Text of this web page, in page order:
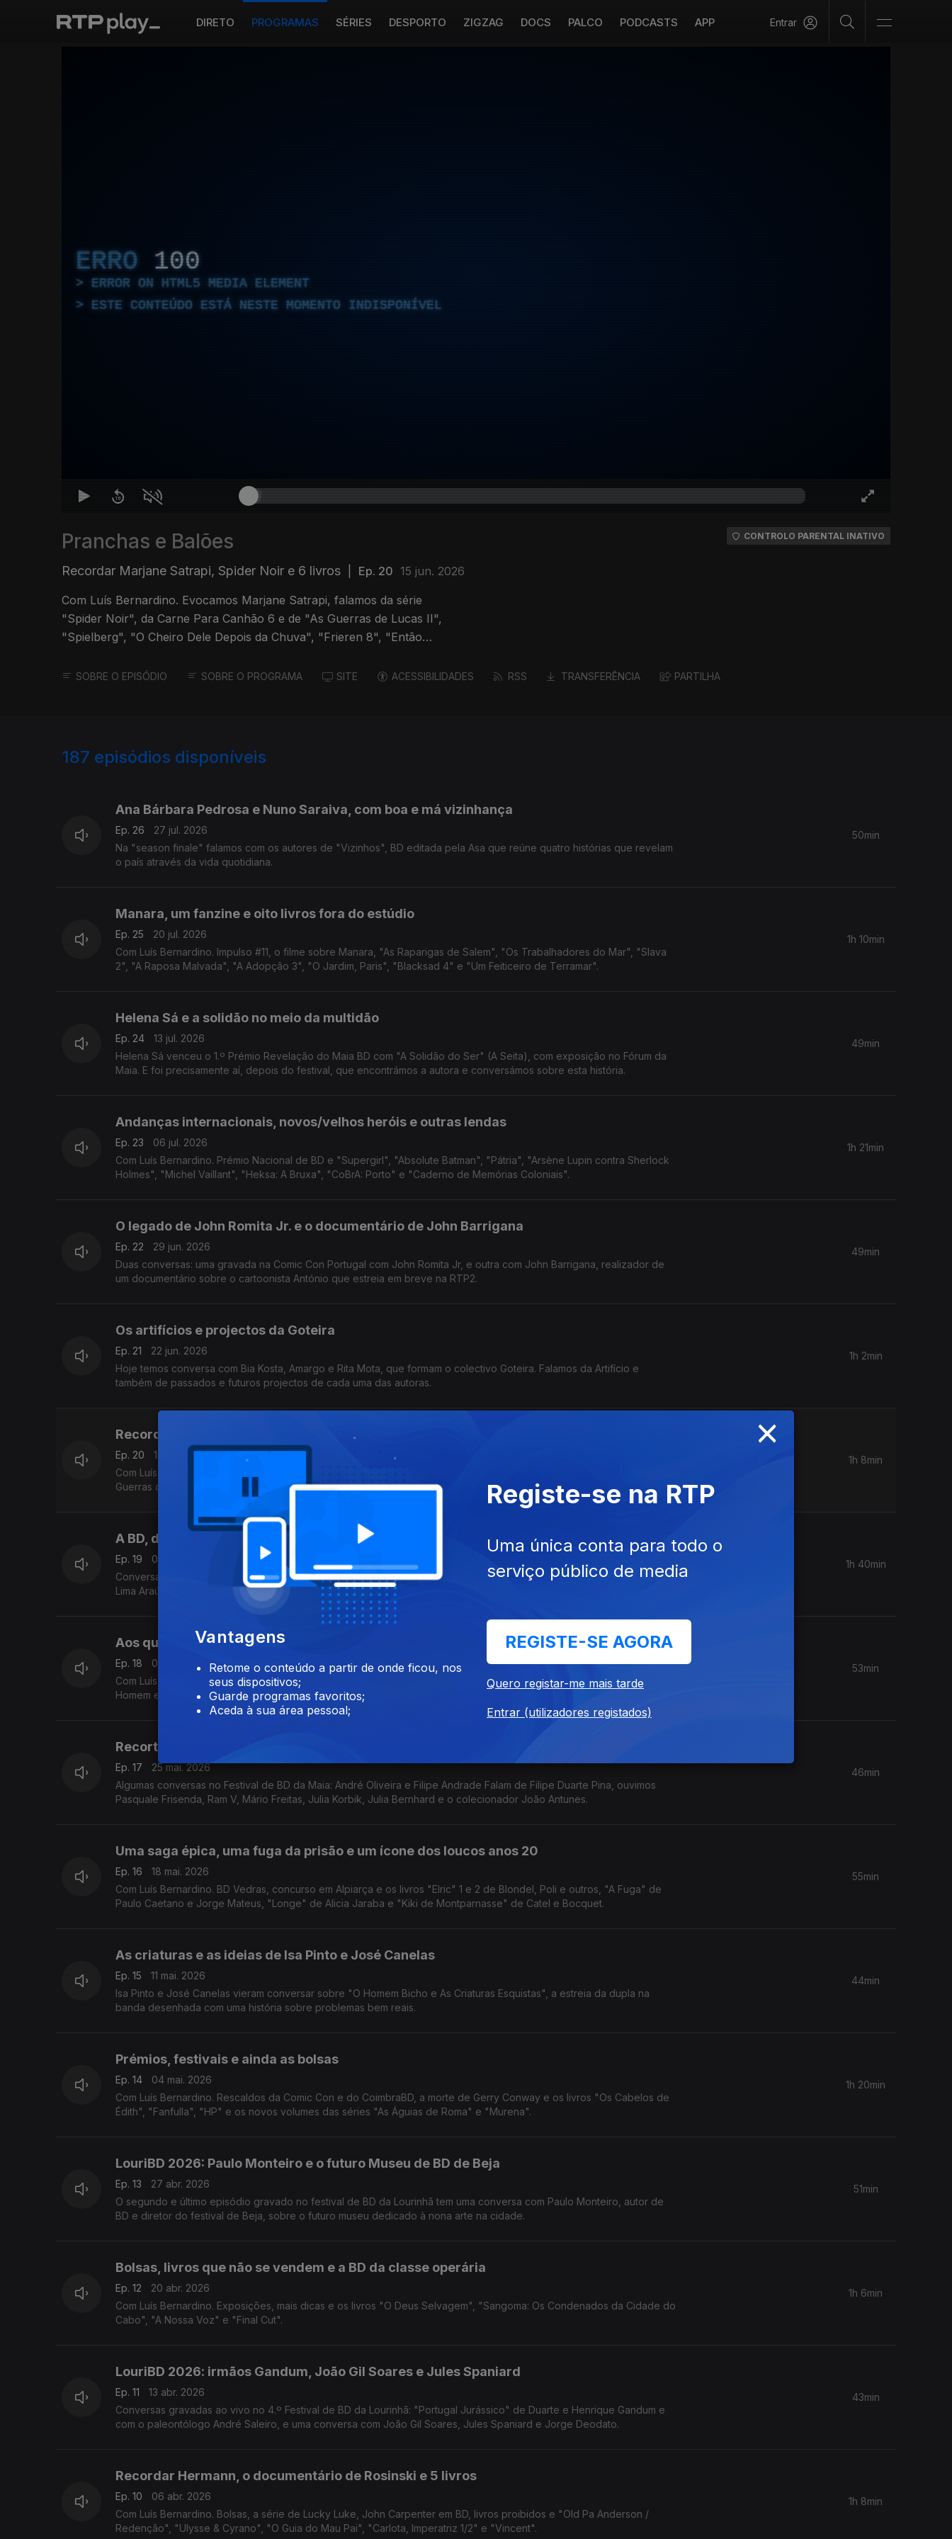
DIRETO PROGRAMAS SÉRIES DESPORTO ZIGZAG DOCS PALCO PODCASTS APP Entrar
ERRO 100
ERROR ON HTML5 MEDIA ELEMENT
ESTE CONTEÚDO ESTÁ NESTE MOMENTO INDISPONÍVEL
Pranchas e Balões
Recordar Marjane Satrapi, Spider Noir e 6 livros Ep. 20 15 jun. 2026
Com Luís Bernardino. Evocamos Marjane Satrapi, falamos da série
"Spider Noir", da Carne Para Canhão 6 e de "As Guerras de Lucas II",
"Spielberg", "O Cheiro Dele Depois da Chuva", "Frieren 8", "Então
CONTROLO PARENTAL INATIVO
SOBRE O EPISÓDIO SOBRE O PROGRAMA SITE ACESSIBILIDADES RSS TRANSFERÊNCIA PARTILHA
187 episódios disponíveis
Ana Bárbara Pedrosa e Nuno Saraiva, com boa e má vizinhança
Ep. 26
27 jul. 2026
Na "season finale" falamos com os autores de "Vizinhos", BD editada pela Asa que reúne quatro histórias que revelam
o país através da vida quotidiana.
50min
Manara, um fanzine e oito livros fora do estúdio
Ep. 25
20 jul. 2026
Com Luís Bernardino. Impulso #11, o filme sobre Manara, "As Raparigas de Salem", "Os Trabalhadores do Mar", "Slava
2", "A Raposa Malvada", "A Adopção 3", "O Jardim, Paris", "Blacksad 4" e "Um Feiticeiro de Terramar".
1h 10min
Helena Sá e a solidão no meio da multidão
Ep. 24
13 jul. 2026
Helena Sá venceu o 1.º Prémio Revelação do Maia BD com "A Solidão do Ser" (A Seita), com exposição no Fórum da
Maia. E foi precisamente aí, depois do festival, que encontrámos a autora e conversámos sobre esta história.
49min
Andanças internacionais, novos/velhos heróis e outras lendas
Ep. 23
06 jul. 2026
Com Luís Bernardino. Prémio Nacional de BD e "Supergirl", "Absolute Batman", "Pátria", "Arsène Lupin contra Sherlock
Holmes", "Michel Vaillant", "Heksa: A Bruxa", "CoBrA: Porto" e "Caderno de Memórias Coloniais".
1h 21min
O legado de John Romita Jr. e o documentário de John Barrigana
Ep. 22
29 jun. 2026
Duas conversas: uma gravada na Comic Con Portugal com John Romita Jr, e outra com John Barrigana, realizador de
um documentário sobre o cartoonista António que estreia em breve na RTP2.
49min
Os artifícios e projectos da Goteira
Ep. 21
22 jun. 2026
Hoje temos conversa com Bia Kosta, Amargo e Rita Mota, que formam o colectivo Goteira. Falamos da Artifício e
também de passados e futuros projectos de cada uma das autoras.
1h 2min
Recordar Marjane Satrapi, Spider Noir e 6 livros
Ep. 20
15 jun. 2026
Com Luís Bernardino. Evocamos Marjane Satrapi, falamos da série "Spider Noir", da Carne Para Canhão 6 e de "As
Guerras de Lucas II", "Spielberg", "O Cheiro Dele Depois da Chuva", "Frieren 8", "Então Michael 3" e "Amore".
1h 8min
A BD, de Viana para o mundo
Ep. 19
08 jun. 2026
Conversa gravada na exposição "A Banda Desenhada: De Portugal Para o Mundo" da ArtMatriz. Com os autores André
Lima Araújo, Diogo Carvalho e Raquel Costa, e Carlos Viana pelo projecto "O Filme da Minha Vida".
1h 40min
Aos quadradinhos na Feira do Livro de Lisboa
Ep. 18
01 jun. 2026
Com Luís Bernardino. Saímos do estúdio e falámos do Maia BD, de Paco Roca plagiado e de "Kagurabachi", "O Sétimo
Homem e outros Contos", "Shi Livro 2", "O Neto do Homem Mais Sábio" e "O Príncipe dos Pássaros de Alto Voo"
53min
Recortes do Maia BD 2026
Ep. 17
25 mai. 2026
Algumas conversas no Festival de BD da Maia: André Oliveira e Filipe Andrade Falam de Filipe Duarte Pina, ouvimos
Pasquale Frisenda, Ram V, Mário Freitas, Julia Korbik, Julia Bernhard e o colecionador João Antunes.
46min
Uma saga épica, uma fuga da prisão e um ícone dos loucos anos 20
Ep. 16
18 mai. 2026
Com Luís Bernardino. BD Vedras, concurso em Alpiarça e os livros "Elric" 1 e 2 de Blondel, Poli e outros, "A Fuga" de
Paulo Caetano e Jorge Mateus, "Longe" de Alicia Jaraba e "Kiki de Montparnasse" de Catel e Bocquet.
55min
As criaturas e as ideias de Isa Pinto e José Canelas
Ep. 15
11 mai. 2026
Isa Pinto e José Canelas vieram conversar sobre "O Homem Bicho e As Criaturas Esquistas", a estreia da dupla na
banda desenhada com uma história sobre problemas bem reais.
44min
Prémios, festivais e ainda as bolsas
Ep. 14
04 mai. 2026
Com Luís Bernardino. Rescaldos da Comic Con e do CoimbraBD, a morte de Gerry Conway e os livros "Os Cabelos de
Édith", "Fanfulla", "HP" e os novos volumes das séries "As Águias de Roma" e "Murena".
1h 20min
LouriBD 2026: Paulo Monteiro e o futuro Museu de BD de Beja
Ep. 13
27 abr. 2026
O segundo e último episódio gravado no festival de BD da Lourinhã tem uma conversa com Paulo Monteiro, autor de
BD e diretor do festival de Beja, sobre o futuro museu dedicado à nona arte na cidade.
51min
Bolsas, livros que não se vendem e a BD da classe operária
Ep. 12
20 abr. 2026
Com Luís Bernardino. Exposições, mais dicas e os livros "O Deus Selvagem", "Sangoma: Os Condenados da Cidade do
Cabo", "A Nossa Voz" e "Final Cut".
1h 6min
LouriBD 2026: irmãos Gandum, João Gil Soares e Jules Spaniard
Ep. 11
13 abr. 2026
Conversas gravadas ao vivo no 4.º Festival de BD da Lourinhã: "Portugal Jurássico" de Duarte e Henrique Gandum e
com o paleontólogo André Saleiro, e uma conversa com João Gil Soares, Jules Spaniard e Jorge Deodato.
43min
Recordar Hermann, o documentário de Rosinski e 5 livros
Ep. 10
06 abr. 2026
Com Luís Bernardino. Bolsas, a série de Lucky Luke, John Carpenter em BD, livros proibidos e "Old Pa Anderson /
Redenção", "Ulysse & Cyrano", "O Guia do Mau Pai", "Carlota, Imperatriz 1/2" e "Vincent".
1h 8min
×
Vantagens
Retome o conteúdo a partir de onde ficou, nos
seus dispositivos;
Guarde programas favoritos;
Aceda à sua área pessoal;
Registe-se na RTP
Uma única conta para todo o
serviço público de media
REGISTE-SE AGORA
Quero registar-me mais tarde
Entrar (utilizadores registados)